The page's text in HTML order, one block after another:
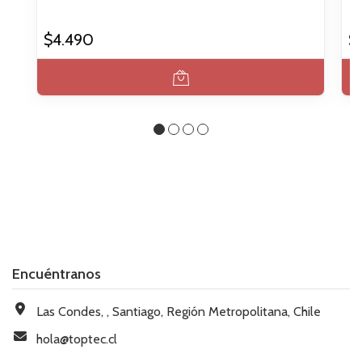
$4.490
Encuéntranos
Las Condes, , Santiago, Región Metropolitana, Chile
hola@toptec.cl